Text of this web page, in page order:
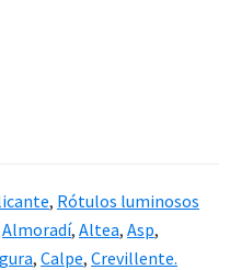
, Rótulos luminosos
Almoradí, Altea, Asp,
, Calpe, Crevillente.